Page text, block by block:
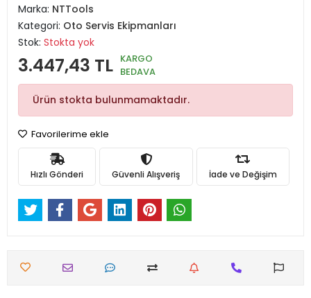
Marka: NTTools
Kategori: Oto Servis Ekipmanları
Stok: Stokta yok
3.447,43 TL KARGO
BEDAVA
Ürün stokta bulunmamaktadır.
Favorilerime ekle
Hızlı Gönderi Güvenli Alışveriş İade ve Değişim